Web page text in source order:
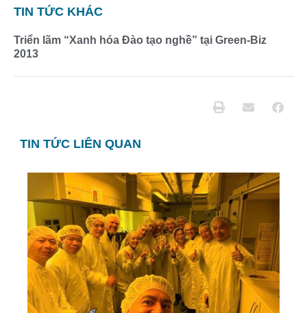
TIN TỨC KHÁC
Triển lãm “Xanh hóa Đào tạo nghề” tại Green-Biz
2013
TIN TỨC LIÊN QUAN